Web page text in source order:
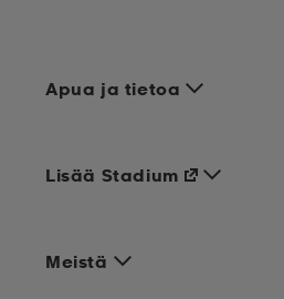
Apua ja tietoa
Meistä
Lisää Stadium